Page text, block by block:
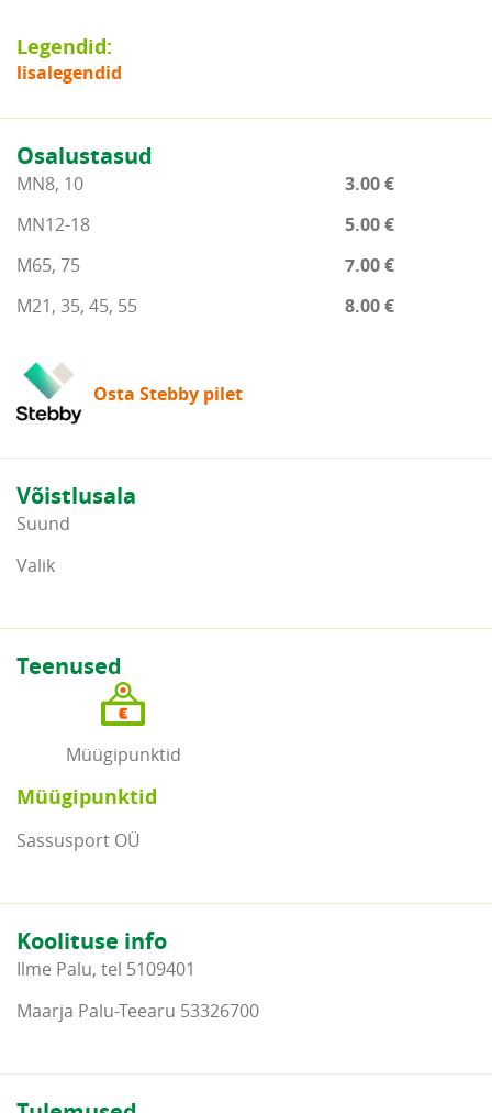
Legendid:
lisalegendid
Osalustasud
MN8, 10
3.00 €
MN12-18
5.00 €
M65, 75
7.00 €
M21, 35, 45, 55
8.00 €
Osta Stebby pilet
Võistlusala
Suund
Valik
Teenused
Müügipunktid
Müügipunktid
Sassusport OÜ
Koolituse info
Ilme Palu, tel 5109401
Maarja Palu-Teearu 53326700